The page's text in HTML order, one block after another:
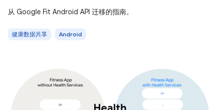
从 Google Fit Android API 迁移的指南。
健康数据共享 Android